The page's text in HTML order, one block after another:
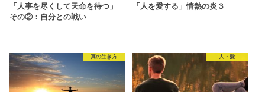
「人事を尽くして天命を待つ」
その②：自分との戦い
「人を愛する」情熱の炎３
真の生き方 人・愛